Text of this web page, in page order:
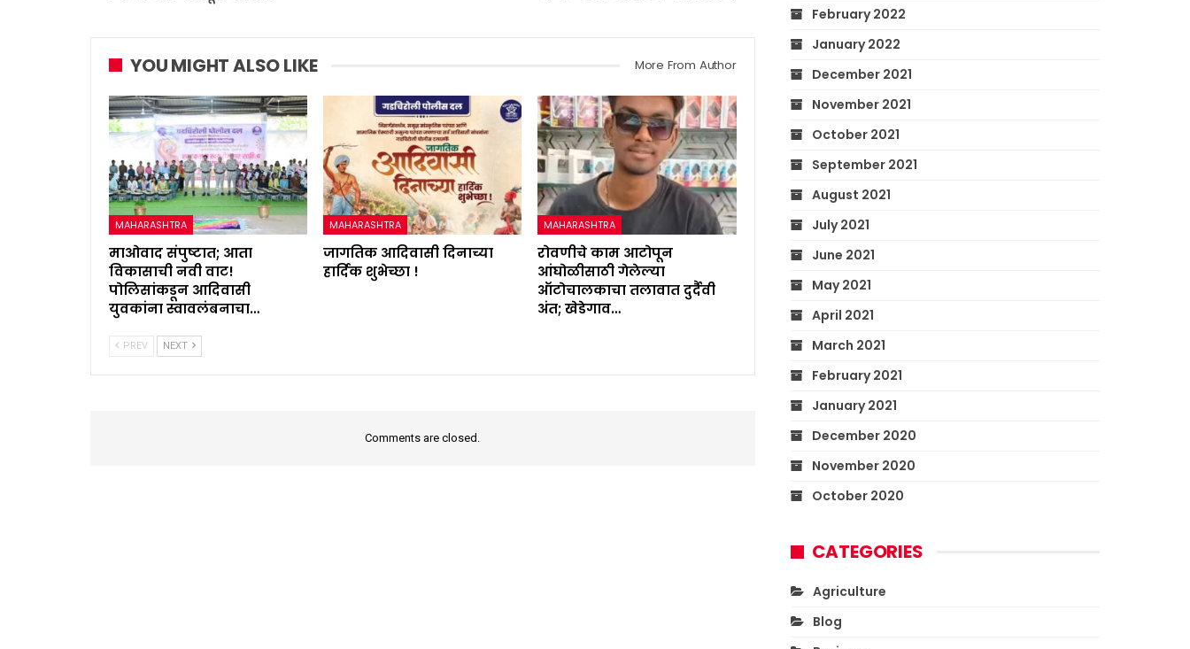
YOU MIGHT ALSO LIKE More From Author
MAHARASHTRA
माओवाद संपुष्टात; आता
विकासाची नवी वाट!
पोलिसांकडून आदिवासी
युवकांना स्वावलंबनाचा…
MAHARASHTRA
जागतिक आदिवासी दिनाच्या
हार्दिक शुभेच्छा !
MAHARASHTRA
रोवणीचे काम आटोपून
आंघोळीसाठी गेलेल्या
ऑटोचालकाचा तलावात दुर्दैवी
अंत; खेडेगाव…
PREV NEXT
Comments are closed.
February 2022
January 2022
December 2021
November 2021
October 2021
September 2021
August 2021
July 2021
June 2021
May 2021
April 2021
March 2021
February 2021
January 2021
December 2020
November 2020
October 2020
CATEGORIES
Agriculture
Blog